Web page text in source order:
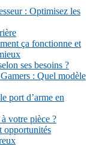
: Optimisez les
ça fonctionne et
ses besoins ?
: Quel modèle
port d’arme en
votre pièce ?
opportunités